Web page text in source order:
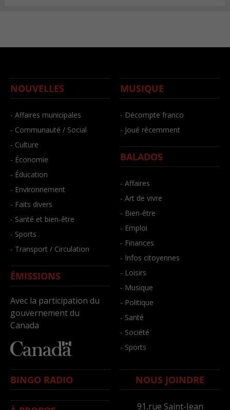
NOUVELLES
- Affaires municipales
- Communauté / Social
- Culture
- Économie
- Éducation
- Environnement
- Faits divers
- Santé et bien-être
- Sports
- Transport / Circulation
ÉMISSIONS
Avec la participation du
gouvernement du
Canada
MUSIQUE
- Décompte franco
- Joué récemment
BALADOS
- Affaires
- Art de vivre
- Bien-être
- Emploi
- Finances
- Infos citoyennes
- Loisirs
- Musique
- Politique
- Santé
- Société
- Sports
BINGO RADIO NOUS JOINDRE
91,rue Saint-Jean